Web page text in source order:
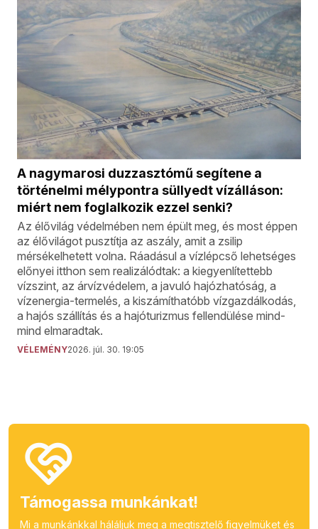
A nagymarosi duzzasztómű segítene a
történelmi mélypontra süllyedt vízálláson:
miért nem foglalkozik ezzel senki?
Az élővilág védelmében nem épült meg, és most éppen
az élővilágot pusztítja az aszály, amit a zsilip
mérsékelhetett volna. Ráadásul a vízlépcső lehetséges
előnyei itthon sem realizálódtak: a kiegyenlítettebb
vízszint, az árvízvédelem, a javuló hajózhatóság, a
vízenergia-termelés, a kiszámíthatóbb vízgazdálkodás,
a hajós szállítás és a hajóturizmus fellendülése mind-
mind elmaradtak.
VÉLEMÉNY2026. júl. 30. 19:05
Támogassa munkánkat!
Mi a munkánkkal háláljuk meg a megtisztelő figyelmüket és